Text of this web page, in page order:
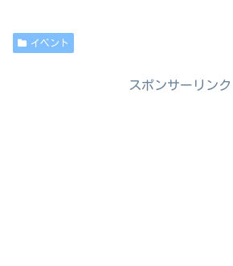
イベント
スポンサーリンク